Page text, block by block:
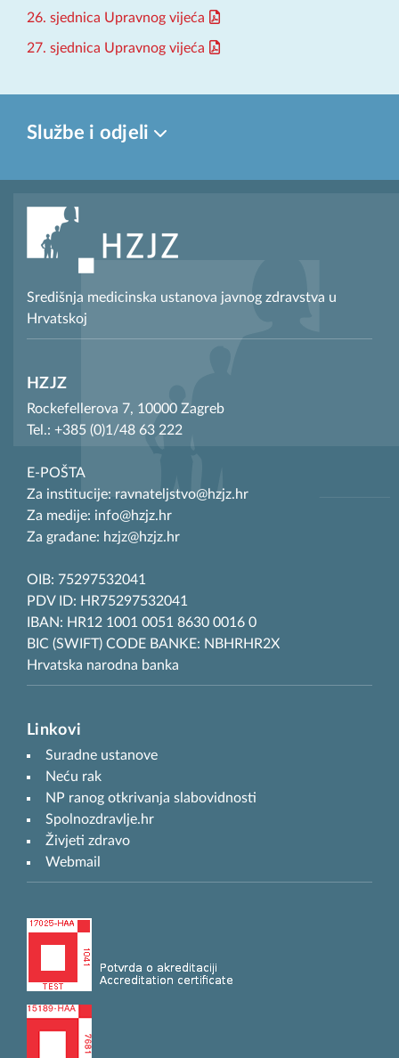
26. sjednica Upravnog vijeća
27. sjednica Upravnog vijeća
Službe i odjeli
Središnja medicinska ustanova javnog zdravstva u
Hrvatskoj
HZJZ
Rockefellerova 7, 10000 Zagreb
Tel.: +385 (0)1/48 63 222
E-POŠTA
Za institucije: ravnateljstvo@hzjz.hr
Za medije: info@hzjz.hr
Za građane: hzjz@hzjz.hr
OIB: 75297532041
PDV ID: HR75297532041
IBAN: HR12 1001 0051 8630 0016 0
BIC (SWIFT) CODE BANKE: NBHRHR2X
Hrvatska narodna banka
Linkovi
Suradne ustanove
Neću rak
NP ranog otkrivanja slabovidnosti
Spolnozdravlje.hr
Živjeti zdravo
Webmail